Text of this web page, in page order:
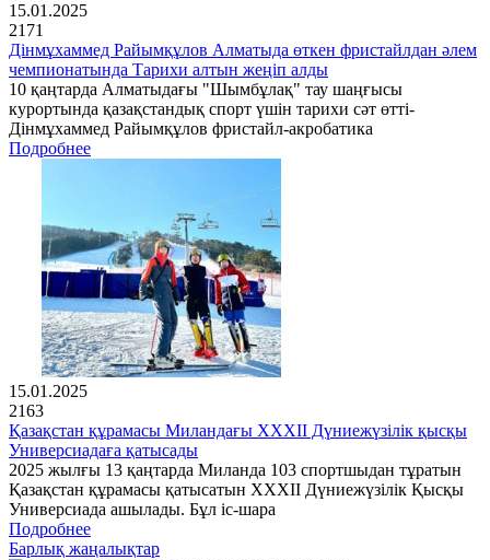
15.01.2025
2171
Дінмұхаммед Райымқұлов Алматыда өткен фристайлдан әлем
чемпионатында Тарихи алтын жеңіп алды
10 қаңтарда Алматыдағы "Шымбұлақ" тау шаңғысы
курортында қазақстандық спорт үшін тарихи сәт өтті-
Дінмұхаммед Райымқұлов фристайл-акробатика
Подробнее
15.01.2025
2163
Қазақстан құрамасы Миландағы XXXII Дүниежүзілік қысқы
Универсиадаға қатысады
2025 жылғы 13 қаңтарда Миланда 103 спортшыдан тұратын
Қазақстан құрамасы қатысатын XXXII Дүниежүзілік Қысқы
Универсиада ашылады. Бұл іс-шара
Подробнее
Барлық жаңалықтар